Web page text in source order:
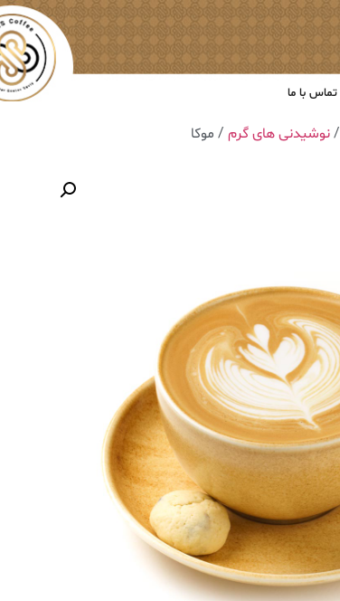
تماس با ما
/نوشیدنی های گرم / ‎موکا